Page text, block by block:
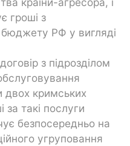
гроші з
бюджету РФ у вигляді
з підрозділом
двох кримських
за такі послуги
безпосередньо на
угруповання